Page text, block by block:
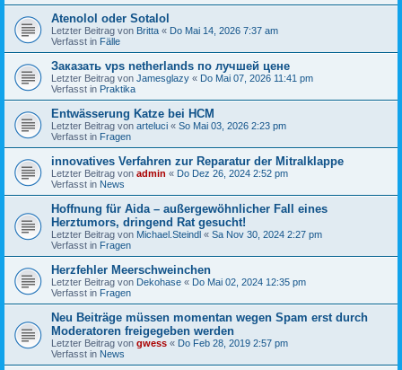
Atenolol oder Sotalol
Letzter Beitrag von Britta « Do Mai 14, 2026 7:37 am
Verfasst in Fälle
Заказать vps netherlands по лучшей цене
Letzter Beitrag von Jamesglazy « Do Mai 07, 2026 11:41 pm
Verfasst in Praktika
Entwässerung Katze bei HCM
Letzter Beitrag von arteluci « So Mai 03, 2026 2:23 pm
Verfasst in Fragen
innovatives Verfahren zur Reparatur der Mitralklappe
Letzter Beitrag von admin « Do Dez 26, 2024 2:52 pm
Verfasst in News
Hoffnung für Aida – außergewöhnlicher Fall eines
Herztumors, dringend Rat gesucht!
Letzter Beitrag von Michael.Steindl « Sa Nov 30, 2024 2:27 pm
Verfasst in Fragen
Herzfehler Meerschweinchen
Letzter Beitrag von Dekohase « Do Mai 02, 2024 12:35 pm
Verfasst in Fragen
Neu Beiträge müssen momentan wegen Spam erst durch
Moderatoren freigegeben werden
Letzter Beitrag von gwess « Do Feb 28, 2019 2:57 pm
Verfasst in News